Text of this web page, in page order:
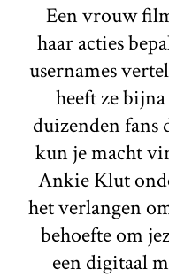
Een vrouw
haar acties
usernames
heeft ze
duizenden fans
kun je macht
Ankie Klut
het verlangen
behoefte om
een digitaal